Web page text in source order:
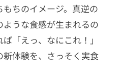
ちのイメージ。真逆の
うな食感が生まれるの
「えっ、なにこれ！」
体験を、さっそく実食